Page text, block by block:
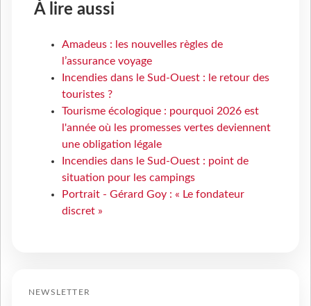
À lire aussi
Amadeus : les nouvelles règles de
l’assurance voyage
Incendies dans le Sud-Ouest : le retour des
touristes ?
Tourisme écologique : pourquoi 2026 est
l'année où les promesses vertes deviennent
une obligation légale
Incendies dans le Sud-Ouest : point de
situation pour les campings
Portrait - Gérard Goy : « Le fondateur
discret »
NEWSLETTER